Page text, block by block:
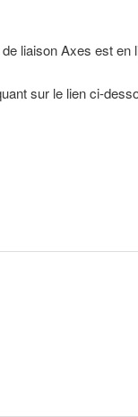
liaison Axes est en
sur le lien ci-